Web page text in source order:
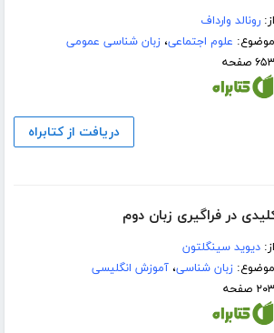
از:رونالد وارداف
موضوع: علوم اجتماعی،زبان شناسی عمومی
۶۵۳ صفحه
دریافت از کتابراه
در فراگیری زبان دوم
از:دیوید سینگلتون
موضوع:زبان شناسی،آموزش انگلیسی
۲۰۳ صفحه